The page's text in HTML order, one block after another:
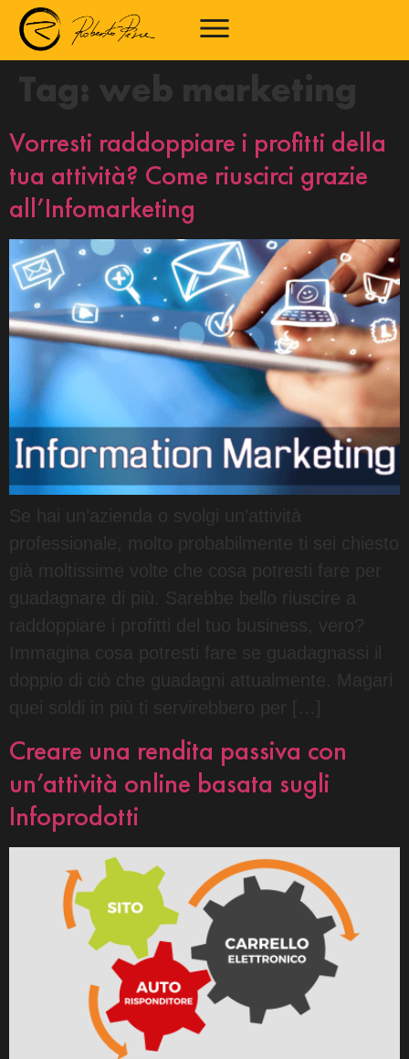
Tag: web marketing
Vorresti raddoppiare i profitti della
tua attività? Come riuscirci grazie
all’Infomarketing
Se hai un’azienda o svolgi un’attività
professionale, molto probabilmente ti sei chiesto
già moltissime volte che cosa potresti fare per
guadagnare di più. Sarebbe bello riuscire a
raddoppiare i profitti del tuo business, vero?
Immagina cosa potresti fare se guadagnassi il
doppio di ciò che guadagni attualmente. Magari
quei soldi in più ti servirebbero per […]
Creare una rendita passiva con
un’attività online basata sugli
Infoprodotti